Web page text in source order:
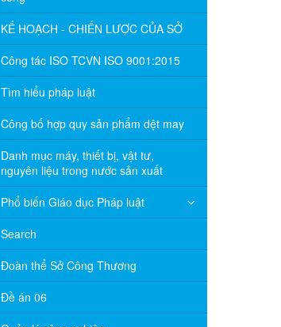
KẾ HOẠCH - CHIẾN LƯỢC CỦA SỞ
Công tác ISO TCVN ISO 9001:2015
Tìm hiểu pháp luật
Công bố hợp quy sản phẩm dệt may
Danh mục máy, thiết bị, vật tư,
nguyên liệu trong nước sản xuất
Phổ biến Giáo dục Pháp luật
Search
Đoàn thể Sở Công Thương
Đề án 06